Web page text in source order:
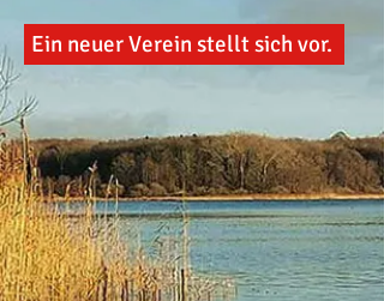
Ein neuer Verein stellt sich vor.